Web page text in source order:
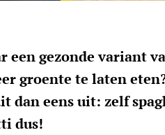
een gezonde variant
groente te laten
dan eens uit: zelf
dus!